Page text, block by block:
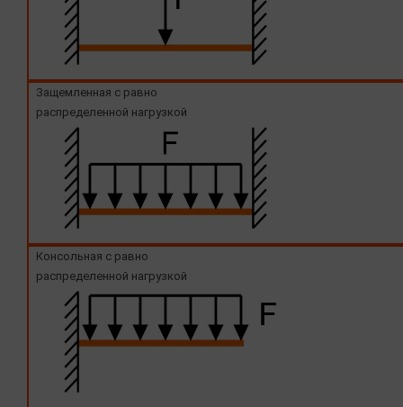
Защемленная с равно
распределенной нагрузкой
Консольная с равно
распределенной нагрузкой